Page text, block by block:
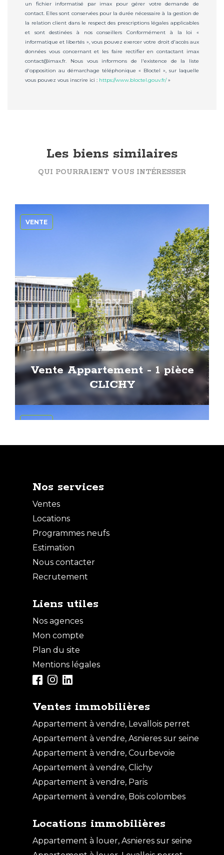
un fichier informatisé par imax pour gérer votre demande de
contact. Elles sont conservées pour la durée nécessaire à la gestion de
la relation client dans le respect des prescriptions légales applicables
et sont destinées à nos conseillers Conformément à la loi «
informatique et libertés », vous pouvez exercer votre droit d'accès aux
données vous concernant et les faire rectifier en contactant imax
contact@imax.fr. Nous vous informons de l'existence de la liste
d'opposition au démarchage téléphonique « Bloctel », sur laquelle
vous pouvez vous inscrire ici : https://www.bloctel.gouv.fr/»
Les biens similaires
QUI POURRAIENT VOUS INTÉRESSER
VENTE
Vente Appartement - 1 pièce
CLICHY
VENTE
Vente Appartement - 1 pièce
VENTE
Vente Appartement - 1 pièce
CLICHY
Nos services
Ventes
Locations
Programmes neufs
Estimation
Nous contacter
Recrutement
Liens utiles
Nos agences
Mon compte
Plan du site
Mentions légales
Ventes immobilières
Appartement à vendre, Levallois perret
Appartement à vendre, Asnieres sur seine
Appartement à vendre, Courbevoie
Appartement à vendre, Clichy
Appartement à vendre, Paris
Appartement à vendre, Bois colombes
Locations immobilières
Appartement à louer, Asnieres sur seine